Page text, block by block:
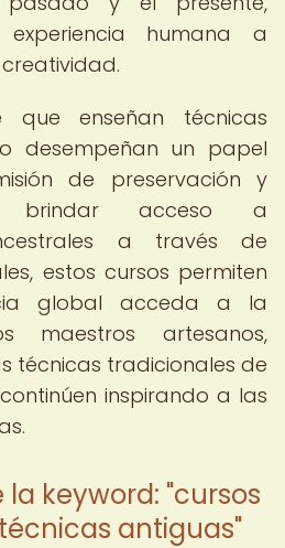
humana a
que enseñan técnicas
desempeñan un papel
de preservación y
brindar acceso a
a través de
estos cursos permiten
global acceda a la
maestros artesanos,
técnicas tradicionales de
inspirando a las
keyword: "cursos
antiguas"